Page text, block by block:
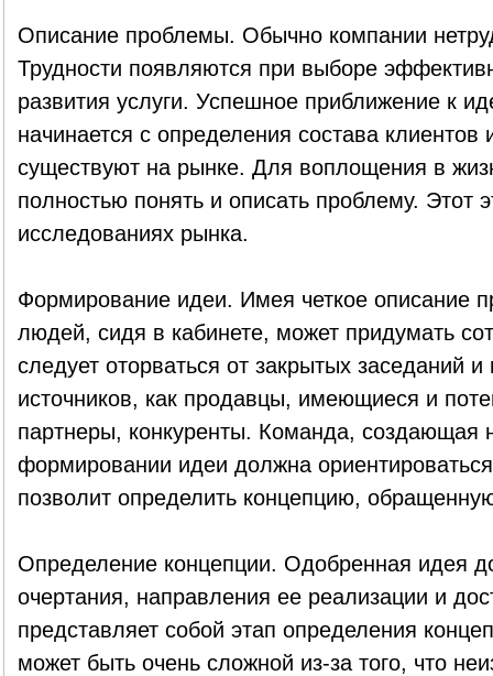
Описание проблемы. Обычно компании
Трудности появляются при выборе
развития услуги. Успешное приближение к
начинается с определения состава клиентов
существуют на рынке. Для воплощения в
полностью понять и описать проблему. Этот
исследованиях рынка.
Формирование идеи. Имея четкое описание
людей, сидя в кабинете, может придумать
следует оторваться от закрытых заседаний и
источников, как продавцы, имеющиеся и
партнеры, конкуренты. Команда, создающая
формировании идеи должна
позволит определить концепцию, обращенную
Определение концепции. Одобренная идея
очертания, направления ее реализации и
представляет собой этап определения
может быть очень сложной из-за того, что